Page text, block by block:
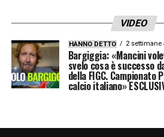
VIDEO
HANNO DETTO 2 settimane
Bargiggia: «Mancini
svelo cosa è successo
della FIGC. Campionato
calcio italiano»